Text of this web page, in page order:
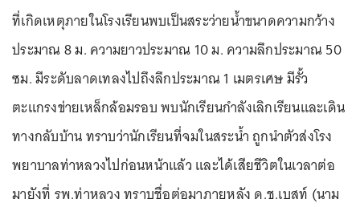
ที่เกิดเหตุภายในโรงเรียนพบเป็นสระว่ายน้ำขนาดความกว้าง
ประมาณ 8 ม. ความยาวประมาณ 10 ม. ความลึกประมาณ 50
ซม. มีระดับลาดเทลงไปถึงลึกประมาณ 1 เมตรเศษ มีรั้ว
ตะแกรงข่ายเหล็กล้อมรอบ พบนักเรียนกำลังเลิกเรียนและเดิน
ทางกลับบ้าน ทราบว่านักเรียนที่จมในสระน้ำ ถูกนำตัวส่งโรง
พยาบาลท่าหลวงไปก่อนหน้าแล้ว และได้เสียชีวิตในเวลาต่อ
มายังที่ รพ.ท่าหลวง ทราบชื่อต่อมาภายหลัง ด.ช.เบสท์ (นาม